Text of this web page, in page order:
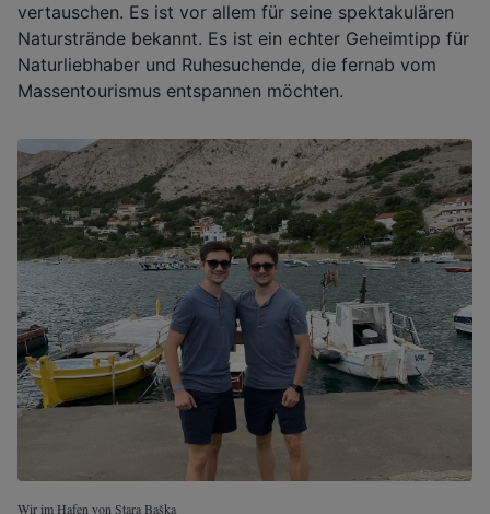
vertauschen. Es ist vor allem für seine spektakulären
Naturstrände bekannt. Es ist ein echter Geheimtipp für
Naturliebhaber und Ruhesuchende, die fernab vom
Massentourismus entspannen möchten.
Wir im Hafen von Stara Baška